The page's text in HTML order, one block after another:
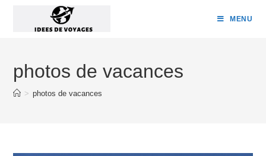
MENU
photos de vacances
> photos de vacances